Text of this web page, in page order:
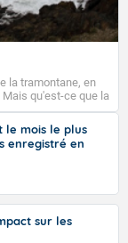
la tramontane, en
qu'est-ce que la
tramontane est un
ou ouest à nord-
de l’Aude et à
latin trasmontanus,
montagneuses
le mois le plus
enregistré en
sur les